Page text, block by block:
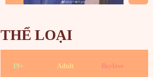
THỂ LOẠI
19+ Adult Boylove